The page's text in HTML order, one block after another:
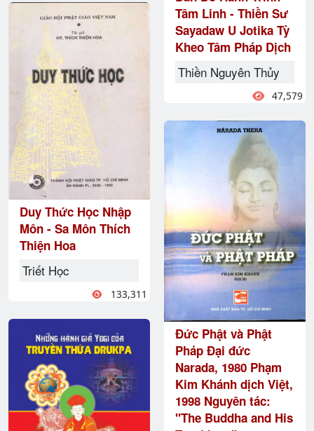
Duy Thức Học Nhập
Môn - Sa Môn Thích
Thiện Hoa
Triết Học
133,311
Tâm Linh - Thiền Sư
Sayadaw U Jotika Tỳ
Kheo Tâm Pháp Dịch
Thiền Nguyên Thủy
47,579
Đức Phật và Phật
Pháp Đại đức
Narada, 1980 Phạm
Kim Khánh dịch Việt,
1998 Nguyên tác:
"The Buddha and His